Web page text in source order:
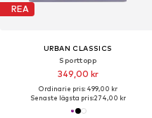
REA
URBAN CLASSICS
Sporttopp
349,00 kr
Ordinarie pris: 499,00 kr
Senaste lägsta pris:274,00 kr